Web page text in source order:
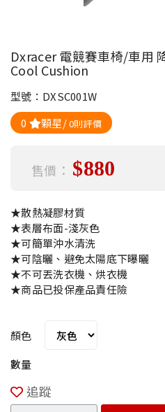
Dxracer 電競賽車椅/車用
Cool Cushion
型號：DXSC001W
0
顆星/0則評價
售價： $880
★散熱凝膠材質
★表層布面-淺灰色
★可簡單沖水清洗
★可陰曬、避免太陽底下曝曬
★不可丟洗衣機、烘衣機
★商品已投保產品責任險
顏色
數量
追蹤